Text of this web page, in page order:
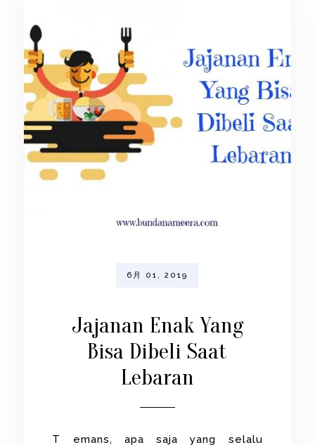
6月 01, 2019
Jajanan Enak Yang
Bisa Dibeli Saat
Lebaran
T emans, apa saja yang selalu